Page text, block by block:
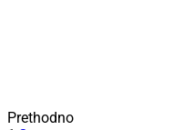
Prethodno